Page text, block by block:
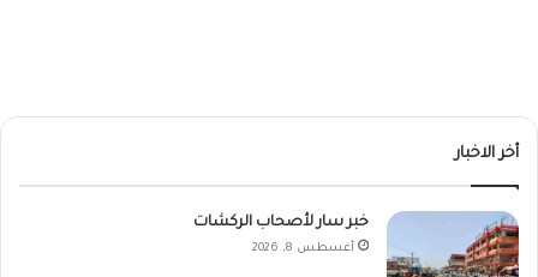
أخر الاخبار
خبر سار لأصحاب الركشات
أغسطس 8, 2026